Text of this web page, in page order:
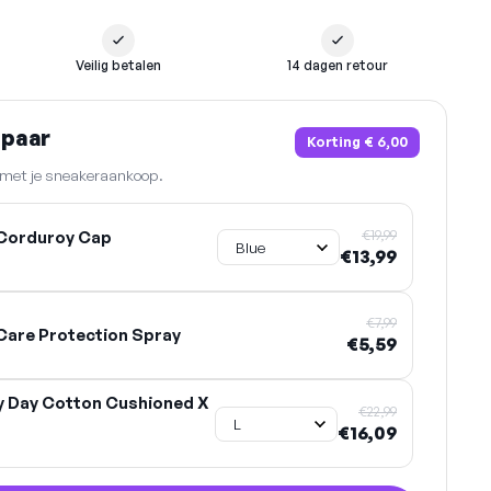
Veilig betalen 14 dagen retour
Korting € 6,00
je sneakeraankoop.
Cap €19,99
€13,99
Protection Spray
€7,99
€5,59
Day Cotton Cushioned X €22,99
€16,09